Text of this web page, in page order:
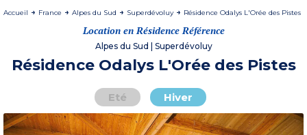
Accueil France Alpes du Sud Superdévoluy Résidence Odalys L'Orée des Pistes
Location en Résidence Référence
Alpes du Sud | Superdévoluy
Résidence Odalys L'Orée des Pistes
Eté Hiver